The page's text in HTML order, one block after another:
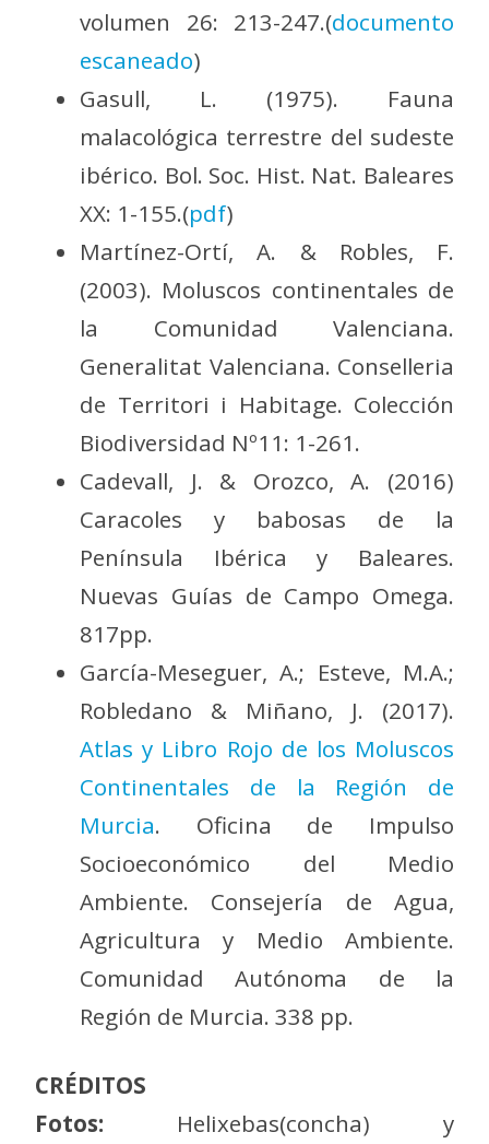
volumen 26: 213-247.(documento
escaneado)
Gasull, L. (1975). Fauna
malacológica terrestre del sudeste
ibérico. Bol. Soc. Hist. Nat. Baleares
XX: 1-155.(pdf)
Martínez-Ortí, A. & Robles, F.
(2003). Moluscos continentales de
la Comunidad Valenciana.
Generalitat Valenciana. Conselleria
de Territori i Habitage. Colección
Biodiversidad Nº11: 1-261.
Cadevall, J. & Orozco, A. (2016)
Caracoles y babosas de la
Península Ibérica y Baleares.
Nuevas Guías de Campo Omega.
817pp.
García-Meseguer, A.; Esteve, M.A.;
Robledano & Miñano, J. (2017).
Atlas y Libro Rojo de los Moluscos
Continentales de la Región de
Murcia. Oficina de Impulso
Socioeconómico del Medio
Ambiente. Consejería de Agua,
Agricultura y Medio Ambiente.
Comunidad Autónoma de la
Región de Murcia. 338 pp.
CRÉDITOS
Fotos: Helixebas(concha) y